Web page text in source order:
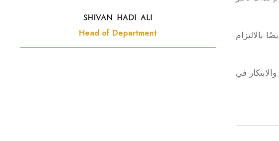
بالالتزام
في
SHIVAN HADI ALI
Head of Department